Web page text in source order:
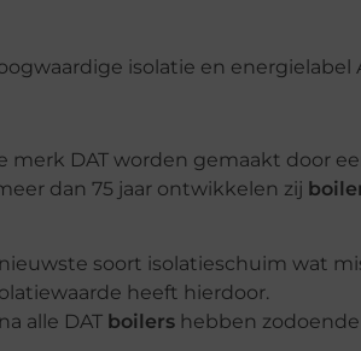
merk DAT worden gemaakt door
dan 75 jaar ontwikkelen zij
soort isolatieschuim wat
heeft hierdoor.
alle DAT boilers hebben